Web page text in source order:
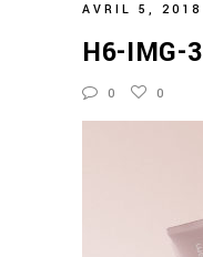
AVRIL 5, 2018
H6-IMG-3
0 0